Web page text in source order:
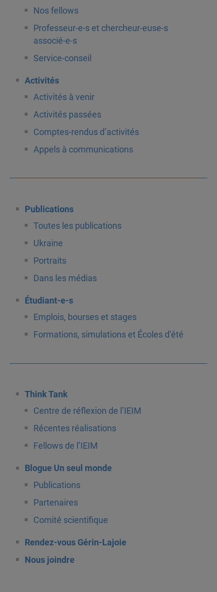
Nos fellows
Professeur-e-s et chercheur-euse-s
associé-e-s
Service-conseil
Activités
Activités à venir
Activités passées
Comptes-rendus d’activités
Appels à communications
Publications
Toutes les publications
Ukraine
Portraits
Dans les médias
Étudiant-e-s
Emplois, bourses et stages
Formations, simulations et Écoles d’été
Think Tank
Centre de réflexion de l’IEIM
Récentes réalisations
Fellows de l’IEIM
Blogue Un seul monde
Publications
Partenaires
Comité scientifique
Rendez-vous Gérin-Lajoie
Nous joindre